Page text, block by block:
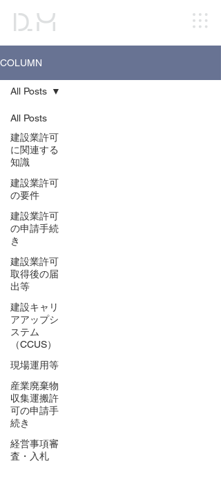
COLUMN
All Posts
建設業許可
に関連する
知識
建設業許可
の要件
建設業許可
の申請手続
き
建設業許可
取得後の届
出等
建設キャリ
アアップシ
ステム
（CCUS）
現場運用等
産業廃棄物
収集運搬許
可の申請手
続き
経営事項審
査・入札
All Posts